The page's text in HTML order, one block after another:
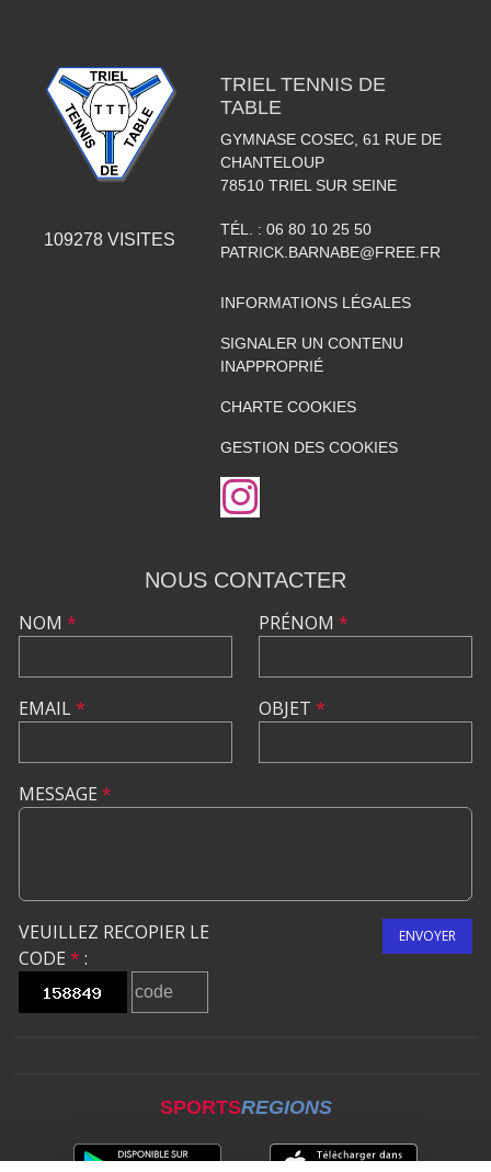
109278 VISITES
TRIEL TENNIS DE
TABLE
GYMNASE COSEC, 61 RUE DE
CHANTELOUP
78510 TRIEL SUR SEINE
TÉL. : 06 80 10 25 50
PATRICK.BARNABE@FREE.FR
INFORMATIONS LÉGALES
SIGNALER UN CONTENU
INAPPROPRIÉ
CHARTE COOKIES
GESTION DES COOKIES
NOUS CONTACTER
NOM *
EMAIL*
PRÉNOM *
OBJET *
MESSAGE *
VEUILLEZ RECOPIER LE
CODE * :
ENVOYER
SPORTSREGIONS